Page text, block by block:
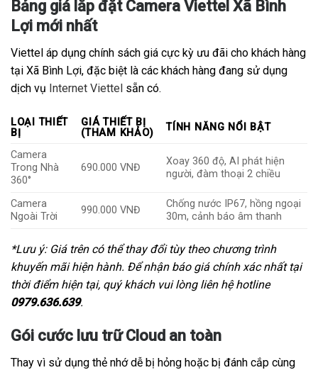
Bảng giá lắp đặt Camera Viettel Xã Bình
Lợi mới nhất
Viettel áp dụng chính sách giá cực kỳ ưu đãi cho khách hàng
tại Xã Bình Lợi, đặc biệt là các khách hàng đang sử dụng
dịch vụ Internet Viettel sẵn có.
LOẠI THIẾT
BỊ
GIÁ THIẾT BỊ
(THAM KHẢO)
TÍNH NĂNG NỔI BẬT
Camera
Trong Nhà
360°
690.000 VNĐ
Xoay 360 độ, AI phát hiện
người, đàm thoại 2 chiều
Camera
Ngoài Trời
990.000 VNĐ
Chống nước IP67, hồng ngoại
30m, cảnh báo âm thanh
*Lưu ý: Giá trên có thể thay đổi tùy theo chương trình
khuyến mãi hiện hành. Để nhận báo giá chính xác nhất tại
thời điểm hiện tại, quý khách vui lòng liên hệ hotline
0979.636.639.
Gói cước lưu trữ Cloud an toàn
Thay vì sử dụng thẻ nhớ dễ bị hỏng hoặc bị đánh cắp cùng